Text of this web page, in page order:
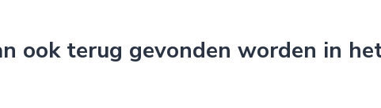
ook terug gevonden worden in